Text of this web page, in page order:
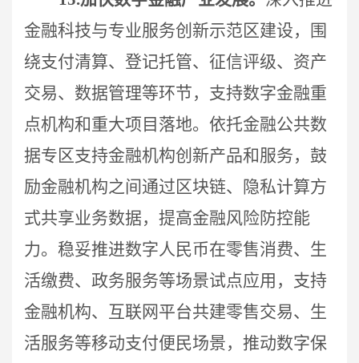
金融科技与专业服务创新示范区建设，围
绕支付清算、登记托管、征信评级、资产
交易、数据管理等环节，支持数字金融重
点机构和重大项目落地。依托金融公共数
据专区支持金融机构创新产品和服务，鼓
励金融机构之间通过区块链、隐私计算方
式共享业务数据，提高金融风险防控能
力。稳妥推进数字人民币在零售消费、生
活缴费、政务服务等场景试点应用，支持
金融机构、互联网平台共建零售交易、生
活服务等移动支付便民场景，推动数字保